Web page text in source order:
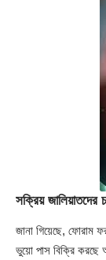
সক্রিয়
জানা গিয়েছে, ফোরাম
ভুয়ো পাস বিক্রি